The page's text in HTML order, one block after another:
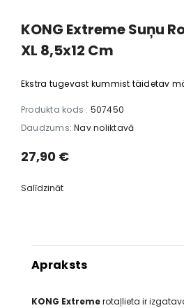
KONG Extreme Suņu
XL 8,5x12 Cm
Ekstra tugevast kummist täidetav
Produkta kods : 507450
Daudzums: Nav noliktavā
27,90 €
Salīdzināt
Apraksts
KONG Extremerotaļlieta ir